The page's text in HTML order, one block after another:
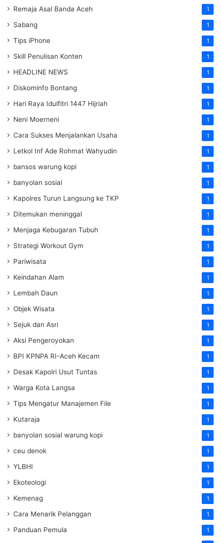
Remaja Asal Banda Aceh 1
Sabang 1
Tips iPhone 1
Skill Penulisan Konten 1
HEADLINE NEWS 1
Diskominfo Bontang 1
Hari Raya Idulfitri 1447 Hijriah 1
Neni Moerneni 1
Cara Sukses Menjalankan Usaha 1
Letkol Inf Ade Rohmat Wahyudin 1
bansos warung kopi 1
banyolan sosial 1
Kapolres Turun Langsung ke TKP 1
Ditemukan meninggal 1
Menjaga Kebugaran Tubuh 1
Strategi Workout Gym 1
Pariwisata 1
Keindahan Alam 1
Lembah Daun 1
Objek Wisata 1
Sejuk dan Asri 1
Aksi Pengeroyokan 1
BPI KPNPA RI-Aceh Kecam 1
Desak Kapolri Usut Tuntas 1
Warga Kota Langsa 1
Tips Mengatur Manajemen File 1
Kutaraja 1
banyolan sosial warung kopi 1
ceu denok 1
YLBHI 1
Ekoteologi 1
Kemenag 1
Cara Menarik Pelanggan 1
Panduan Pemula 1